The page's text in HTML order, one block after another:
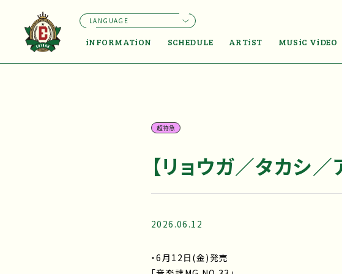
iNFORMATiON SCHEDULE ARTiST MUSiC ViDEO
LANGUAGE
超特急
【リョウガ／タカシ／
2026.06.12
・6月12日(金)発売